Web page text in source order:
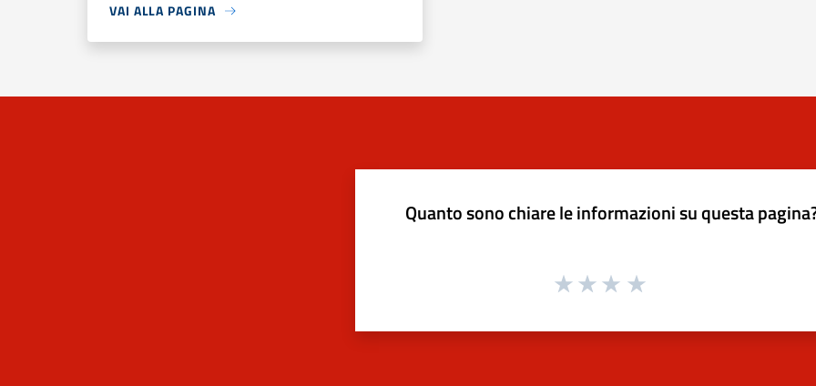
VAI ALLA PAGINA
Quanto sono chiare le informazioni su questa